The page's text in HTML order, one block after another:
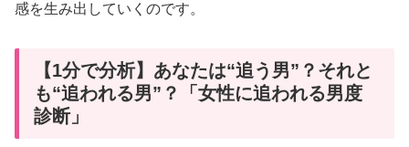
感を生み出していくのです。
【1分で分析】あなたは“追う男”？それと
も“追われる男”？「女性に追われる男度
診断」